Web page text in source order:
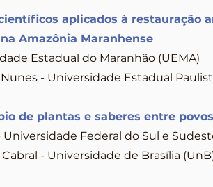
aplicados à restauração
Amazônia Maranhense
Estadual do Maranhão (UEMA)
- Universidade Estadual
de plantas e saberes entre
Federal do Sul e
- Universidade de Brasília